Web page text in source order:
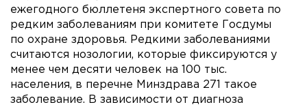
ежегодного бюллетеня экспертного совета по
редким заболеваниям при комитете Госдумы
по охране здоровья. Редкими заболеваниями
считаются нозологии, которые фиксируются у
менее чем десяти человек на 100 тыс.
населения, в перечне Минздрава 271 такое
заболевание. В зависимости от диагноза